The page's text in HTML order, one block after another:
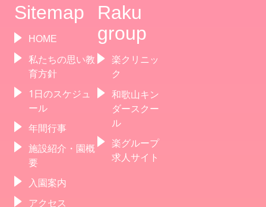
Sitemap
HOME
私たちの思い教
育方針
1日のスケジュ
ール
年間行事
施設紹介・園概
要
入園案内
アクセス
Raku
group
楽クリニッ
ク
和歌山キン
ダースクー
ル
楽グループ
求人サイト